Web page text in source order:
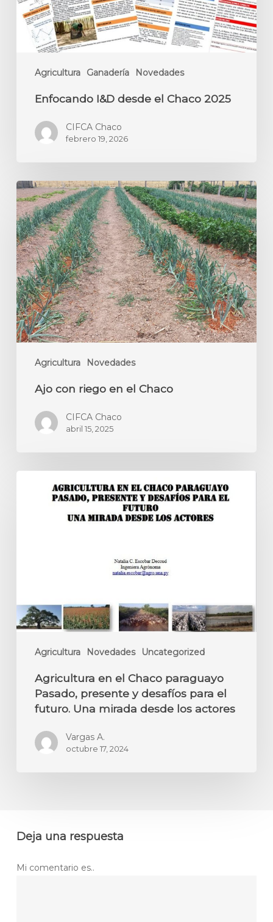
Agricultura Ganadería Novedades
Enfocando I&D desde el Chaco 2025
CIFCA Chaco
febrero 19, 2026
Agricultura Novedades
Ajo con riego en el Chaco
CIFCA Chaco
abril 15, 2025
Agricultura Novedades Uncategorized
Agricultura en el Chaco paraguayo
Pasado, presente y desafíos para el
futuro. Una mirada desde los actores
Vargas A.
octubre 17, 2024
Deja una respuesta
Mi comentario es..